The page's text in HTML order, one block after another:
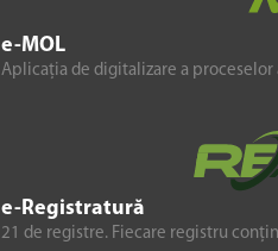
e-MOL
Aplicația de digitalizare a
e-Registratură
21 de registre. Fiecare registru